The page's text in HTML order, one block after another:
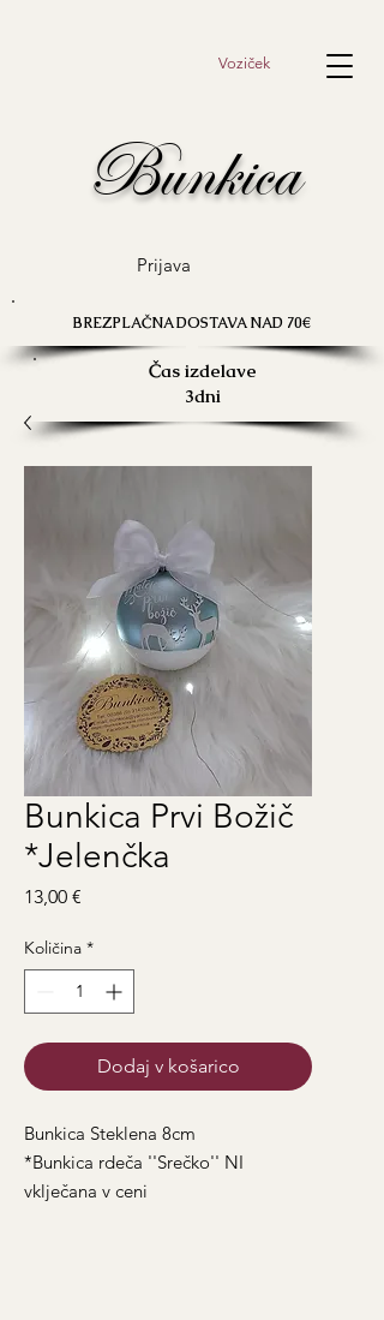
Voziček
Bunkica
BREZPLAČNA DOSTAVA NAD 70€
Prijava
Čas izdelave
3dni
Bunkica Prvi Božič
*Jelenčka
13,00 €
Količina *
Dodaj v košarico
Bunkica Steklena 8cm
*Bunkica rdeča ''Srečko'' NI
vklječana v ceni